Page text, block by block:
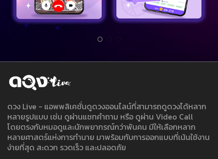
ดวง Live - แอพพลิเคชั่นดูดวงออนไลน์ที่สามารถดูดวงได้หลาก
หลายรูปแบบ เช่น ดูผ่านแชทคำถาม หรือ ดูผ่าน Video Call
โดยตรงกับหมอดูและนักพยากรณ์กว่าพันคน มีให้เลือกหลาก
หลายศาสตร์แห่งการทำนาย มาพร้อมกับการออกแบบที่เน้นใช้งาน
ง่ายที่สุด สะดวก รวดเร็ว และปลอดภัย